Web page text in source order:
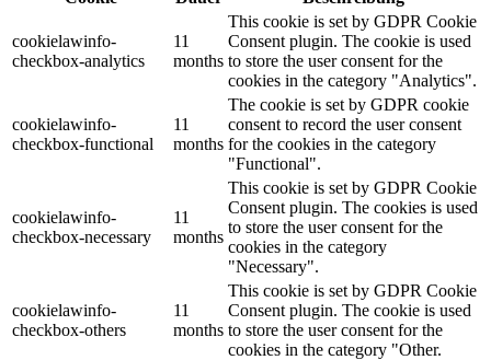
cookielawinfo-
checkbox-analytics
11
months
This cookie is set by GDPR Cookie
Consent plugin. The cookie is used
to store the user consent for the
cookies in the category "Analytics".
cookielawinfo-
checkbox-functional
11
months
The cookie is set by GDPR cookie
consent to record the user consent
for the cookies in the category
"Functional".
cookielawinfo-
checkbox-necessary
11
months
This cookie is set by GDPR Cookie
Consent plugin. The cookies is used
to store the user consent for the
cookies in the category
"Necessary".
cookielawinfo-
checkbox-others
11
months
This cookie is set by GDPR Cookie
Consent plugin. The cookie is used
to store the user consent for the
cookies in the category "Other.